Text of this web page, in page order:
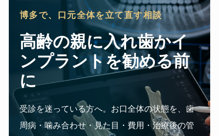
博多で、口元全体を立て直す相談
高齢の親に入れ歯かイ
ンプラントを勧める前
に
受診を迷っている方へ。お口全体の状態を、歯
周病・噛み合わせ・見た目・費用・治療後の管